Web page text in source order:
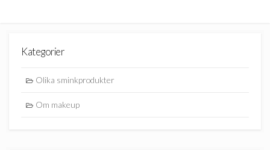
Kategorier
Olika sminkprodukter
Om makeup